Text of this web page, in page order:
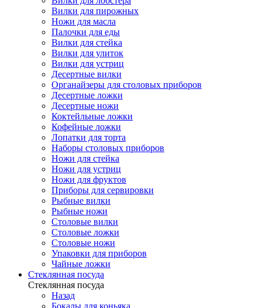
Вилки для пирожных
Ножи для масла
Палочки для еды
Вилки для стейка
Вилки для улиток
Вилки для устриц
Десертные вилки
Органайзеры для столовых приборов
Десертные ложки
Десертные ножи
Коктейльные ложки
Кофейные ложки
Лопатки для торта
Наборы столовых приборов
Ножи для стейка
Ножи для устриц
Ножи для фруктов
Приборы для сервировки
Рыбные вилки
Рыбные ножи
Столовые вилки
Столовые ложки
Столовые ножи
Упаковки для приборов
Чайные ложки
Стеклянная посуда
Стеклянная посуда
Назад
Бокалы для коньяка